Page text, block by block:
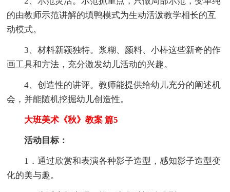
的由教师示范讲解的填鸭模式为生动活泼教学相长的互
动模式。
3、材料新颖独特。浆糊、颜料、小棒这些新奇的作
画工具和方法，充分激发幼儿活动的兴趣。
4、创造性的讲评。教师能提供给幼儿充分的阐述机
会，并能随机挖掘幼儿创造性。
大班美术《秋》教案 篇5
活动目标：
1．通过欣赏和表演各种影子造型，感知影子造型变
化的美与趣。